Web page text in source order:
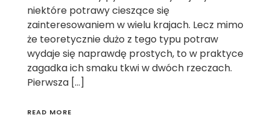
niektóre potrawy cieszące się
zainteresowaniem w wielu krajach. Lecz mimo
że teoretycznie dużo z tego typu potraw
wydaje się naprawdę prostych, to w praktyce
zagadka ich smaku tkwi w dwóch rzeczach.
Pierwsza […]
READ MORE